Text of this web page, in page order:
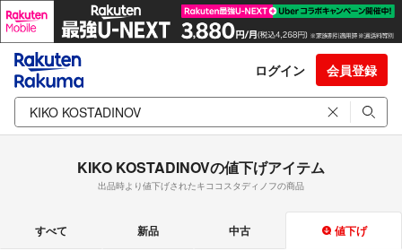
ログイン 会員登録
KIKO KOSTADINOVの値下げアイテム
出品時より値下げされたキココスタディノフの商品
すべて 新品 中古 値下げ